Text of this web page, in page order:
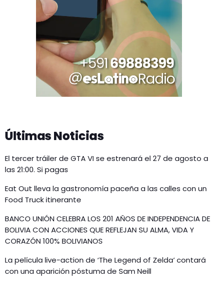
Últimas Noticias
El tercer tráiler de GTA VI se estrenará el 27 de agosto a
las 21:00. Si pagas
Eat Out lleva la gastronomía paceña a las calles con un
Food Truck itinerante
BANCO UNIÓN CELEBRA LOS 201 AÑOS DE INDEPENDENCIA DE
BOLIVIA CON ACCIONES QUE REFLEJAN SU ALMA, VIDA Y
CORAZÓN 100% BOLIVIANOS
La película live-action de ‘The Legend of Zelda’ contará
con una aparición póstuma de Sam Neill